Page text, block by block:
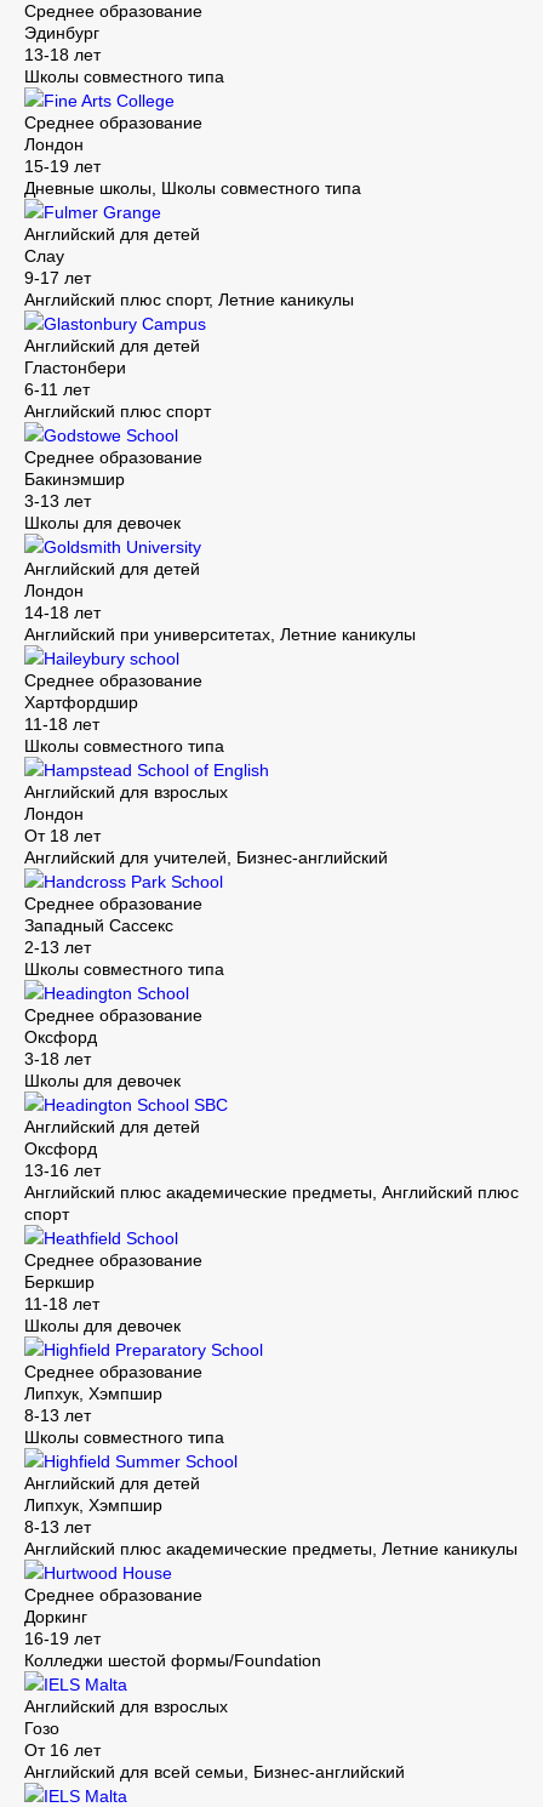
Среднее образование
Эдинбург
13-18 лет
Школы совместного типа
Fine Arts College
Среднее образование
Лондон
15-19 лет
Дневные школы, Школы совместного типа
Fulmer Grange
Английский для детей
Слау
9-17 лет
Английский плюс спорт, Летние каникулы
Glastonbury Campus
Английский для детей
Гластонбери
6-11 лет
Английский плюс спорт
Godstowe School
Среднее образование
Бакинэмшир
3-13 лет
Школы для девочек
Goldsmith University
Английский для детей
Лондон
14-18 лет
Английский при университетах, Летние каникулы
Haileybury school
Среднее образование
Хартфордшир
11-18 лет
Школы совместного типа
Hampstead School of English
Английский для взрослых
Лондон
От 18 лет
Английский для учителей, Бизнес-английский
Handcross Park School
Среднее образование
Западный Сассекс
2-13 лет
Школы совместного типа
Headington School
Среднее образование
Оксфорд
3-18 лет
Школы для девочек
Headington School SBC
Английский для детей
Оксфорд
13-16 лет
Английский плюс академические предметы, Английский плюс
спорт
Heathfield School
Среднее образование
Беркшир
11-18 лет
Школы для девочек
Highfield Preparatory School
Среднее образование
Липхук, Хэмпшир
8-13 лет
Школы совместного типа
Highfield Summer School
Английский для детей
Липхук, Хэмпшир
8-13 лет
Английский плюс академические предметы, Летние каникулы
Hurtwood House
Среднее образование
Доркинг
16-19 лет
Колледжи шестой формы/Foundation
IELS Malta
Английский для взрослых
Гозо
От 16 лет
Английский для всей семьи, Бизнес-английский
IELS Malta